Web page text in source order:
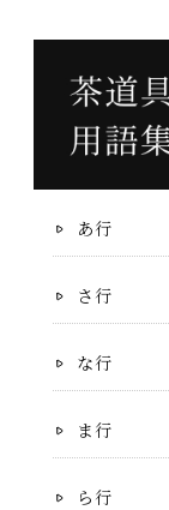
あ行
さ行
な行
ま行
ら行